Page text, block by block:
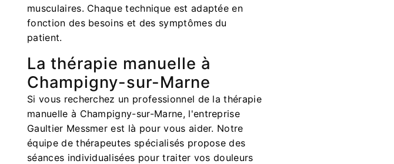
musculaires. Chaque technique est adaptée en
fonction des besoins et des symptômes du
patient.
La thérapie manuelle à
Champigny-sur-Marne
Si vous recherchez un professionnel de la thérapie
manuelle à Champigny-sur-Marne, l'entreprise
Gaultier Messmer est là pour vous aider. Notre
équipe de thérapeutes spécialisés propose des
séances individualisées pour traiter vos douleurs